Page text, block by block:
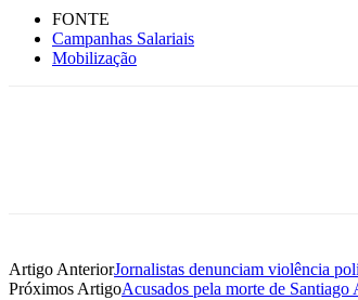
FONTE
Campanhas Salariais
Mobilização
Artigo AnteriorJornalistas denunciam violência
Próximos ArtigoAcusados pela morte de